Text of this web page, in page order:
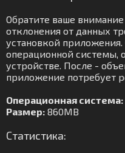
Обратите ваше
отклонения от данных
установкой
операционной системы,
устройстве. После -
приложение потребует
Операционная система:
Размер: 860MB
Статистика: